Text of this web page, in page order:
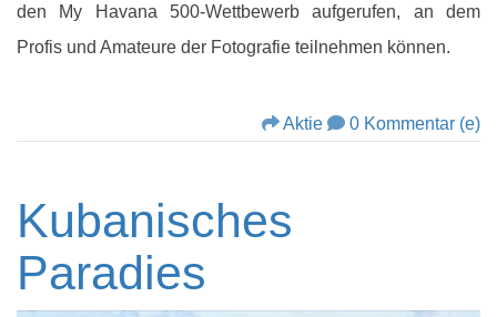
den My Havana 500-Wettbewerb aufgerufen, an dem
Profis und Amateure der Fotografie teilnehmen können.
Aktie 0 Kommentar (e)
Kubanisches
Paradies